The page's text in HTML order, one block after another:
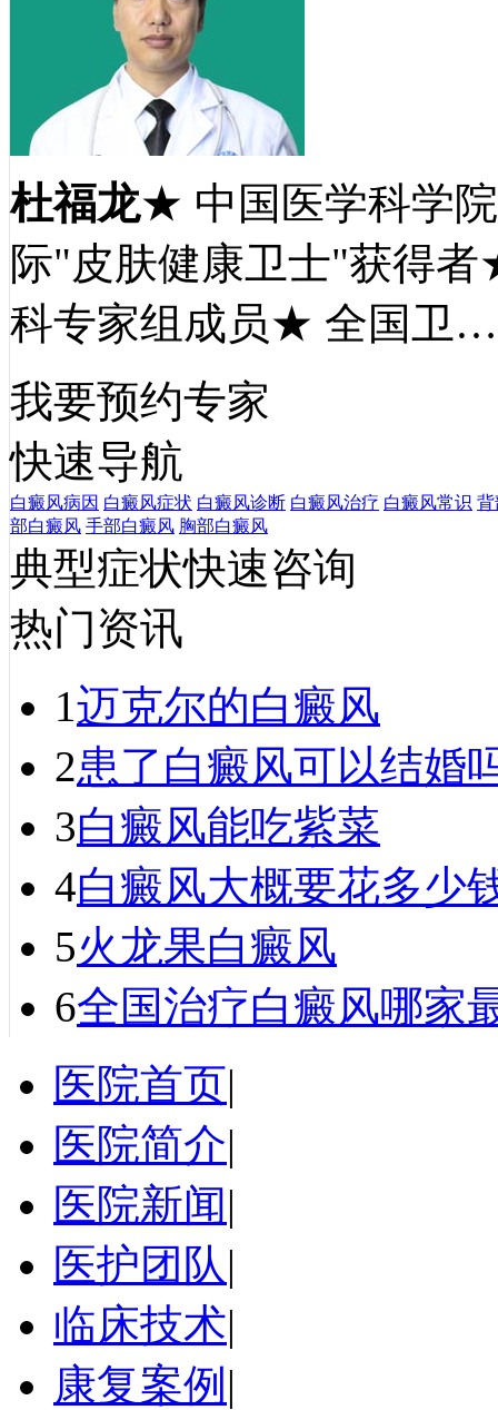
杜福龙★ 中国医学科学
际"皮肤健康卫士"获得
科专家组成员★ 全国卫
我要预约专家
快速导航
白癜风病因 白癜风症状 白癜风诊断 白癜风治疗 白癜风常识 背
部白癜风 手部白癜风 胸部白癜风
典型症状快速咨询
热门资讯
1迈克尔的白癜风
2患了白癜风可以结婚
3白癜风能吃紫菜
4白癜风大概要花多少
5火龙果白癜风
6全国治疗白癜风哪家
医院首页|
医院简介|
医院新闻|
医护团队|
临床技术|
康复案例 |